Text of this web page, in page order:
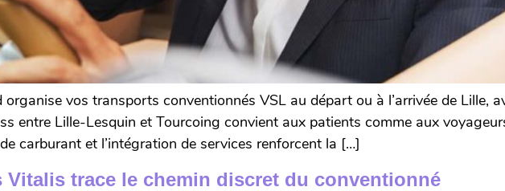
organise vos transports conventionnés VSL au départ ou à l’arrivée de Lille,
entre Lille-Lesquin et Tourcoing convient aux patients comme aux
carburant et l’intégration de services renforcent la […]
trace le chemin discret du conventionné